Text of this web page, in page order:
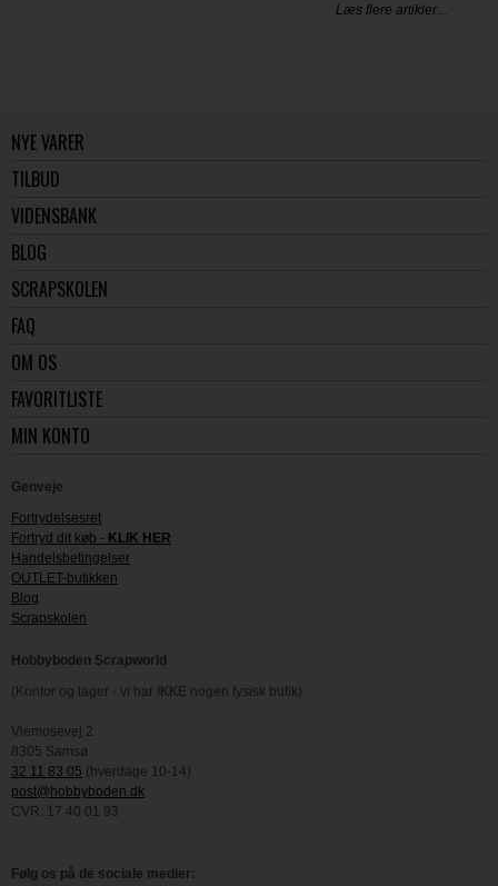
Læs flere artikler...
NYE VARER
TILBUD
VIDENSBANK
BLOG
SCRAPSKOLEN
FAQ
OM OS
FAVORITLISTE
MIN KONTO
Genveje
Fortrydelsesret
Fortryd dit køb - KLIK HER
Handelsbetingelser
OUTLET-butikken
Blog
Scrapskolen
Hobbyboden Scrapworld
(Kontor og lager - vi har IKKE nogen fysisk butik)
Viemosevej 2
8305 Samsø
32 11 83 05 (hverdage 10-14)
post@hobbyboden.dk
CVR: 17 40 01 93
Følg os på de sociale medier: